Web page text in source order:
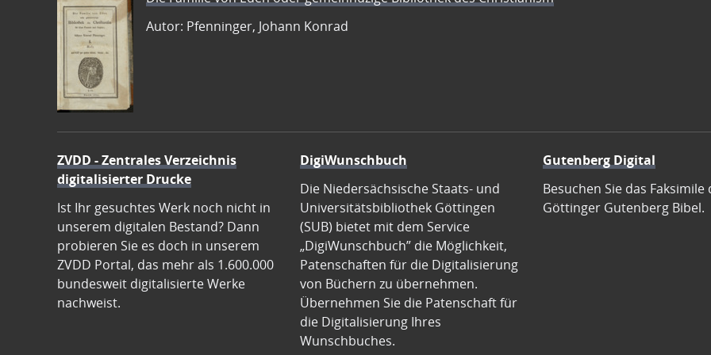
Autor: Pfenninger, Johann Konrad
ZVDD - Zentrales Verzeichnis
digitalisierter Drucke
Ist Ihr gesuchtes Werk noch nicht in
unserem digitalen Bestand? Dann
probieren Sie es doch in unserem
ZVDD Portal, das mehr als 1.600.000
bundesweit digitalisierte Werke
nachweist.
DigiWunschbuch
Die Niedersächsische Staats- und
Universitätsbibliothek Göttingen
(SUB) bietet mit dem Service
„DigiWunschbuch” die Möglichkeit,
Patenschaften für die Digitalisierung
von Büchern zu übernehmen.
Übernehmen Sie die Patenschaft für
die Digitalisierung Ihres
Wunschbuches.
Gutenberg Digital
Besuchen Sie das Faksimile
Göttinger Gutenberg Bibel.